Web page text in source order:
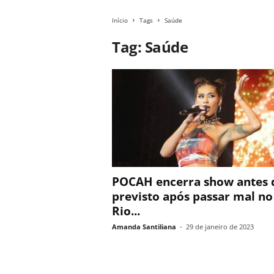
Início Tags Saúde
Tag: Saúde
POCAH encerra show antes
previsto após passar mal no
Rio...
Amanda Santiliana - 29 de janeiro de 2023